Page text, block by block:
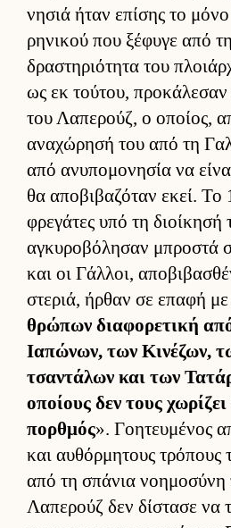
νησιά ήταν επίσης το
ρηνικού που ξέφυγε από
δραστηριότητα του
ως εκ τού­του, προκάλεσαν
του Λαπερούζ, ο οποί­ος,
αναχώρησή του από τη
από ανυπομονησία να
θα αποβιβαζόταν εκεί. Το
φρεγάτες υπό τη διοί­κησή
αγκυροβόλησαν μπροστά
και οι Γάλ­λοι,
στεριά, ήρ­θαν σε επαφή
θρώπων δια­φορετική
Ια­πώνων, των Κινέζων,
τσαντάλων και των
οποί­ους δεν τους
πορ­θμός». Γοη­τευ­μένος
και αυ­θόρ­μητους τρόπους
από τη σπάνια νοη­μοσύνη
Λαπερούζ δεν δίστασε να